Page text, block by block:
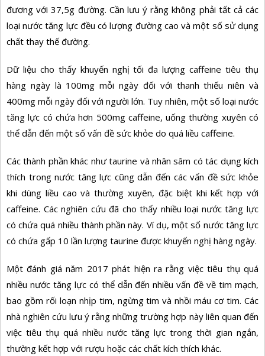
đương với 37,5g đường. Cần lưu ý rằng không phải tất cả các
loại nước tăng lực đều có lượng đường cao và một số sử dụng
chất thay thế đường.
Dữ liệu cho thấy khuyến nghị tối đa lượng caffeine tiêu thụ
hàng ngày là 100mg mỗi ngày đối với thanh thiếu niên và
400mg mỗi ngày đối với người lớn. Tuy nhiên, một số loại nước
tăng lực có chứa hơn 500mg caffeine, uống thường xuyên có
thể dẫn đến một số vấn đề sức khỏe do quá liều caffeine.
Các thành phần khác như taurine và nhân sâm có tác dụng kích
thích trong nước tăng lực cũng dẫn đến các vấn đề sức khỏe
khi dùng liều cao và thường xuyên, đặc biệt khi kết hợp với
caffeine. Các nghiên cứu đã cho thấy nhiều loại nước tăng lực
có chứa quá nhiều thành phần này. Ví dụ, một số nước tăng lực
có chứa gấp 10 lần lượng taurine được khuyến nghị hàng ngày.
Một đánh giá năm 2017 phát hiện ra rằng việc tiêu thụ quá
nhiều nước tăng lực có thể dẫn đến nhiều vấn đề về tim mạch,
bao gồm rối loạn nhịp tim, ngừng tim và nhồi máu cơ tim. Các
nhà nghiên cứu lưu ý rằng những trường hợp này liên quan đến
việc tiêu thụ quá nhiều nước tăng lực trong thời gian ngắn,
thường kết hợp với rượu hoặc các chất kích thích khác.